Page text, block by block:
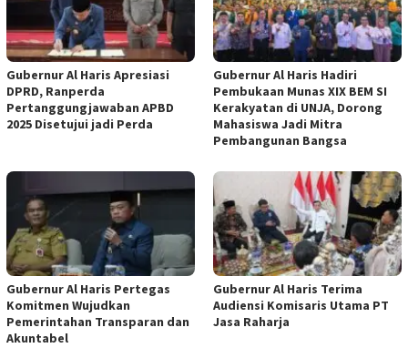
Gubernur Al Haris Apresiasi
DPRD, Ranperda
Pertanggungjawaban APBD
2025 Disetujui jadi Perda
Gubernur Al Haris Hadiri
Pembukaan Munas XIX BEM SI
Kerakyatan di UNJA, Dorong
Mahasiswa Jadi Mitra
Pembangunan Bangsa
Gubernur Al Haris Pertegas
Komitmen Wujudkan
Pemerintahan Transparan dan
Akuntabel
Gubernur Al Haris Terima
Audiensi Komisaris Utama PT
Jasa Raharja